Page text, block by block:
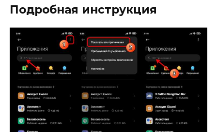
Подробная инструкция